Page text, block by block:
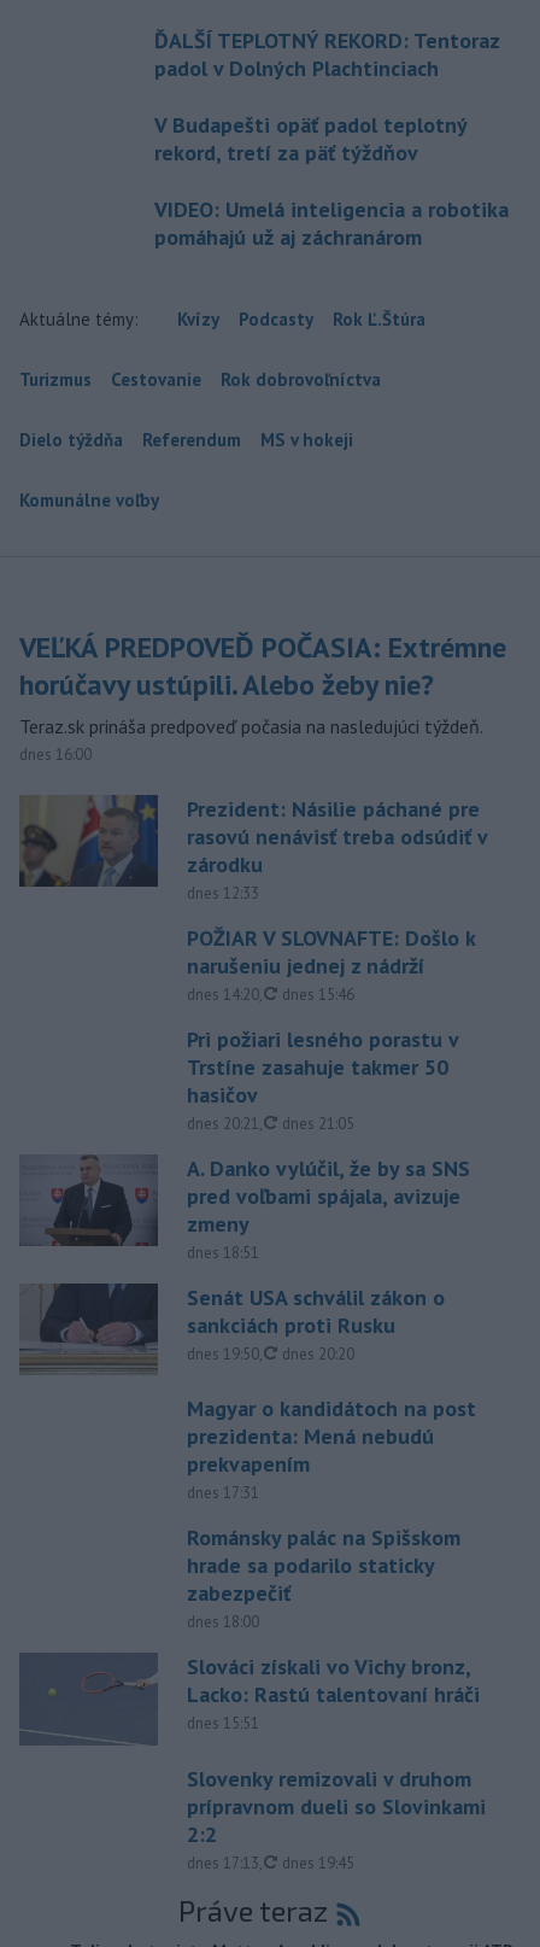
ĎALŠÍ TEPLOTNÝ REKORD: Tentoraz
padol v Dolných Plachtinciach
V Budapešti opäť padol teplotný
rekord, tretí za päť týždňov
VIDEO: Umelá inteligencia a robotika
pomáhajú už aj záchranárom
Aktuálne témy: Kvízy Podcasty Rok Ľ.Štúra
Turizmus Cestovanie Rok dobrovoľníctva
Dielo týždňa Referendum MS v hokeji
Komunálne voľby
VEĽKÁ PREDPOVEĎ POČASIA: Extrémne
horúčavy ustúpili. Alebo žeby nie?
Teraz.sk prináša predpoveď počasia na nasledujúci týždeň.
dnes 16:00
Prezident: Násilie páchané pre
rasovú nenávisť treba odsúdiť v
zárodku
dnes 12:33
POŽIAR V SLOVNAFTE: Došlo k
narušeniu jednej z nádrží
dnes 14:20, aktualizované
dnes 15:46
Pri požiari lesného porastu v
Trstíne zasahuje takmer 50
hasičov
dnes 20:21, aktualizované
dnes 21:05
A. Danko vylúčil, že by sa SNS
pred voľbami spájala, avizuje
zmeny
dnes 18:51
Senát USA schválil zákon o
sankciách proti Rusku
dnes 19:50, aktualizované
dnes 20:20
Magyar o kandidátoch na post
prezidenta: Mená nebudú
prekvapením
dnes 17:31
Románsky palác na Spišskom
hrade sa podarilo staticky
zabezpečiť
dnes 18:00
Slováci získali vo Vichy bronz,
Lacko: Rastú talentovaní hráči
dnes 15:51
Slovenky remizovali v druhom
prípravnom dueli so Slovinkami
2:2
dnes 17:13, aktualizované
dnes 19:45
Práve teraz